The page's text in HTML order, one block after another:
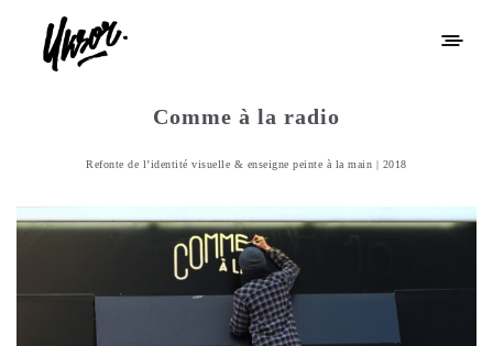
Comme à la radio
Refonte de l’identité visuelle & enseigne peinte à la main | 2018